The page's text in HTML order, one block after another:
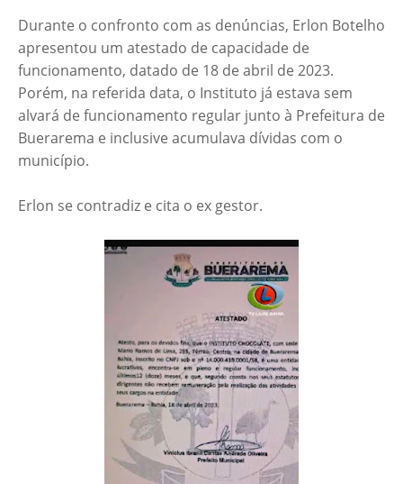
Durante o confronto com as denúncias, Erlon Botelho
apresentou um atestado de capacidade de
funcionamento, datado de 18 de abril de 2023.
Porém, na referida data, o Instituto já estava sem
alvará de funcionamento regular junto à Prefeitura de
Buerarema e inclusive acumulava dívidas com o
município.
Erlon se contradiz e cita o ex gestor.